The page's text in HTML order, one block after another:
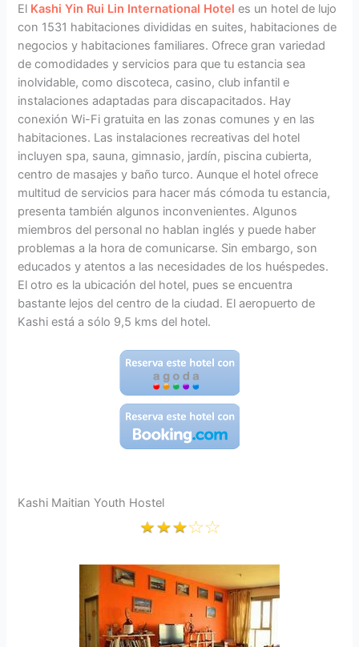
El Kashi Yin Rui Lin International Hotel es un hotel de lujo
con 1531 habitaciones divididas en suites, habitaciones de
negocios y habitaciones familiares. Ofrece gran variedad
de comodidades y servicios para que tu estancia sea
inolvidable, como discoteca, casino, club infantil e
instalaciones adaptadas para discapacitados. Hay
conexión Wi-Fi gratuita en las zonas comunes y en las
habitaciones. Las instalaciones recreativas del hotel
incluyen spa, sauna, gimnasio, jardín, piscina cubierta,
centro de masajes y baño turco. Aunque el hotel ofrece
multitud de servicios para hacer más cómoda tu estancia,
presenta también algunos inconvenientes. Algunos
miembros del personal no hablan inglés y puede haber
problemas a la hora de comunicarse. Sin embargo, son
educados y atentos a las necesidades de los huéspedes.
El otro es la ubicación del hotel, pues se encuentra
bastante lejos del centro de la ciudad. El aeropuerto de
Kashi está a sólo 9,5 kms del hotel.
Kashi Maitian Youth Hostel